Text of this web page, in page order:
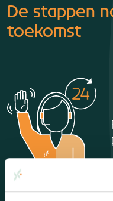
De stappen
toekomst